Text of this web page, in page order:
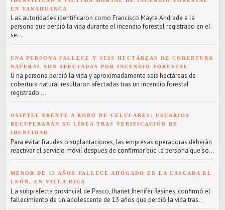
EN YANAHUANCA
L as autoridades identificaron como Francisco Mayta Andrade a la
persona que perdió la vida durante el incendio forestal registrado en el
se...
UNA PERSONA FALLECE Y SEIS HECTÁREAS DE COBERTURA
NATURAL SON AFECTADAS POR INCENDIO FORESTAL
U na persona perdió la vida y aproximadamente seis hectáreas de
cobertura natural resultaron afectadas tras un incendio forestal
registrado ...
OSIPTEL FRENTE A ROBO DE CELULARES: USUARIOS
RECUPERARÁN SU LÍNEA TRAS VERIFICACIÓN DE
IDENTIDAD
Para evitar fraudes o suplantaciones, las empresas operadoras deberán
reactivar el servicio móvil después de confirmar que la persona que so...
MENOR DE 13 AÑOS FALLECE AHOGADO EN LA CASCADA EL
LEÓN, EN VILLA RICA
L a subprefecta provincial de Pasco, Jhanet Jhenifer Resines, confirmó el
fallecimiento de un adolescente de 13 años que perdió la vida tras...